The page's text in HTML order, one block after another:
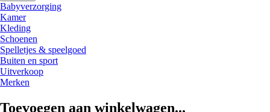
Babyverzorging
Kamer
Kleding
Schoenen
Spelletjes & speelgoed
Buiten en sport
Uitverkoop
Merken
Toevoegen aan winkelwagen...